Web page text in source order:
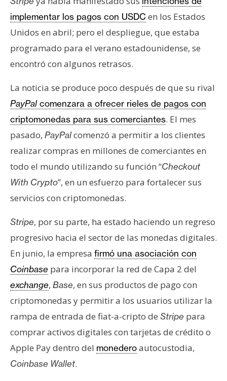
implementar los pagos con USDC en los Estados
Unidos en abril; pero el despliegue, que estaba
programado para el verano estadounidense, se
encontró con algunos retrasos.
La noticia se produce poco después de que su rival
PayPalcomenzara a ofrecer rieles de pagos con
criptomonedas para sus comerciantes. El mes
pasado, PayPalcomenzó a permitir a los clientes
realizar compras en millones de comerciantes en
todo el mundo utilizando su función “Checkout
With Crypto”, en un esfuerzo para fortalecer sus
servicios con criptomonedas.
Stripe, por su parte, ha estado haciendo un regreso
progresivo hacia el sector de las monedas digitales.
En junio, la empresa firmó una asociación con
Coinbase para incorporar la red de Capa 2 del
exchange, Base, en sus productos de pago con
criptomonedas y permitir a los usuarios utilizar la
rampa de entrada de fiat-a-cripto de Stripe para
comprar activos digitales con tarjetas de crédito o
Apple Pay dentro del monederoautocustodia,
Coinbase Wallet.